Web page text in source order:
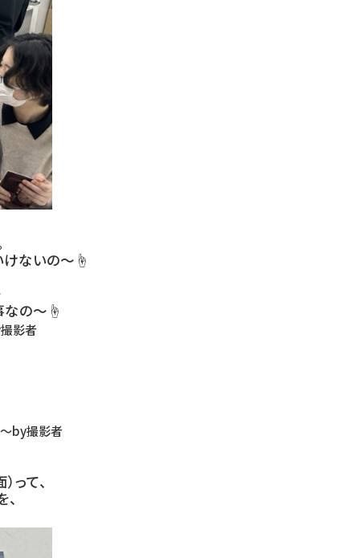
けないの〜☝️
なの〜☝️
影者
by撮影者
って、